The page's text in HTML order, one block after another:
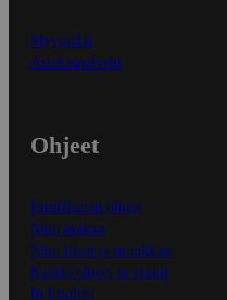
Myymälät
Asiakaspalvelu
Ohjeet
Ensitilaajan ohjeet
Näin maksat
Näin tilaat ja muokkaat
Kaikki ohjeet ja vinkit
In English